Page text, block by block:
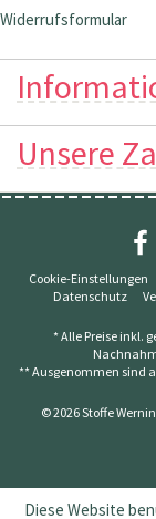
Widerrufsformular
Unsere
Cookie-Einstellungen
Datenschutz
* Alle Preise inkl.
** Ausgenommen sind
© 2026 Stoffe
Diese Website